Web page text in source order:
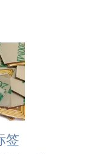
写器记录
签